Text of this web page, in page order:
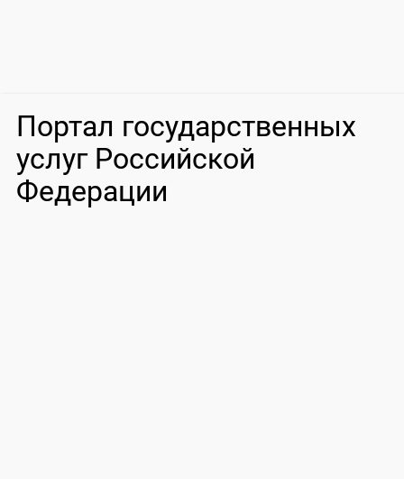
Портал государственных
услуг Российской
Федерации